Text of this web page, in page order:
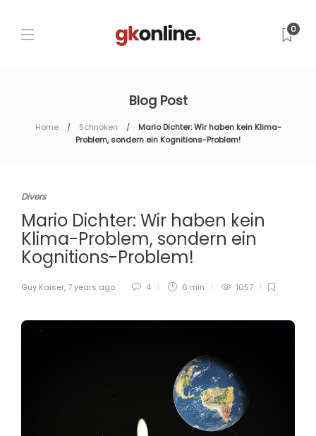
0
Blog Post
Home Schnoken
Mario Dichter: Wir haben kein Klima-
Problem, sondern ein Kognitions-Problem!
Divers
Mario Dichter: Wir haben kein
Klima-Problem, sondern ein
Kognitions-Problem!
Guy Kaiser, 7 years ago 4 6 min 1057